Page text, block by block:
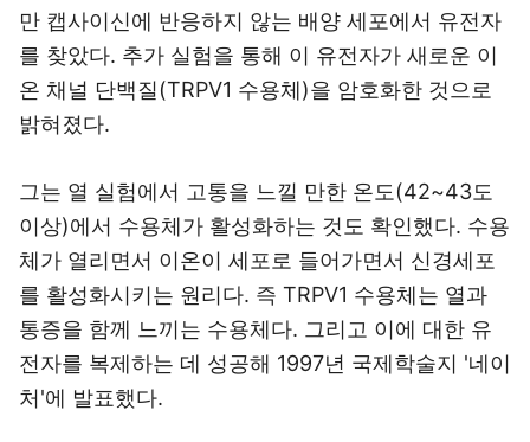
만 캡사이신에 반응하지 않는 배양 세포에서 유전자
를 찾았다. 추가 실험을 통해 이 유전자가 새로운 이
온 채널 단백질(TRPV1 수용체)을 암호화한 것으로
밝혀졌다.
그는 열 실험에서 고통을 느낄 만한 온도(42~43도
이상)에서 수용체가 활성화하는 것도 확인했다. 수용
체가 열리면서 이온이 세포로 들어가면서 신경세포
를 활성화시키는 원리다. 즉 TRPV1 수용체는 열과
통증을 함께 느끼는 수용체다. 그리고 이에 대한 유
전자를 복제하는 데 성공해 1997년 국제학술지 '네이
처'에 발표했다.